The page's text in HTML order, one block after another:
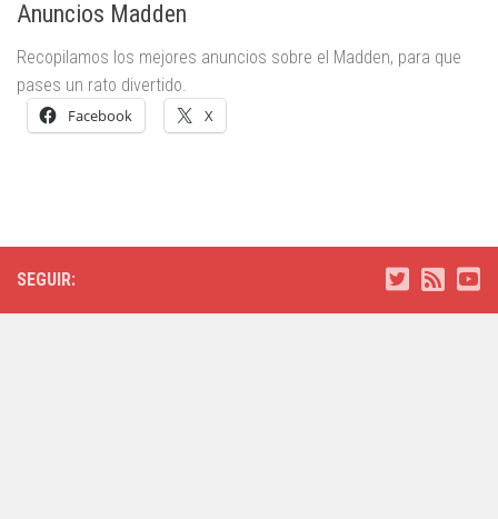
Anuncios Madden
Recopilamos los mejores anuncios sobre el Madden, para que
pases un rato divertido.
Facebook X
SEGUIR: